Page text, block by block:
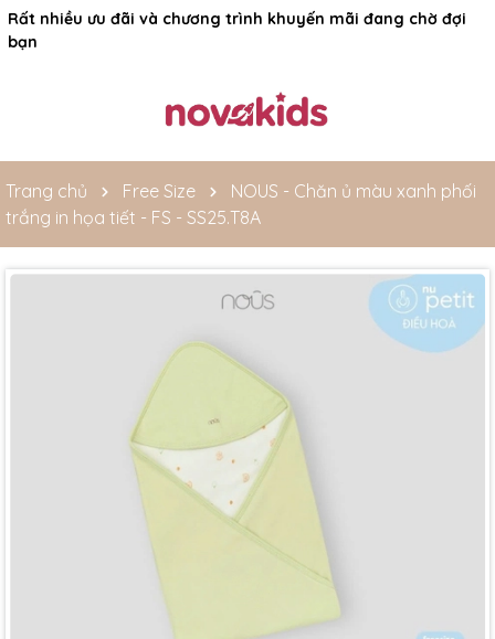
Rất nhiều ưu đãi và chương trình khuyến mãi đang chờ đợi
bạn
Trang chủ Free Size
NOUS - Chăn ủ màu xanh phối
trắng in họa tiết - FS - SS25.T8A